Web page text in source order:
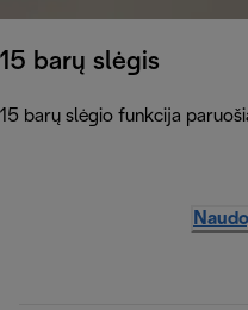
15 barų slėgis
15 barų slėgio funkcija